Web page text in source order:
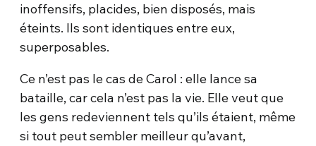
inoffensifs, placides, bien disposés, mais
éteints. Ils sont identiques entre eux,
superposables.
Ce n’est pas le cas de Carol : elle lance sa
bataille, car cela n’est pas la vie. Elle veut que
les gens redeviennent tels qu’ils étaient, même
si tout peut sembler meilleur qu’avant,